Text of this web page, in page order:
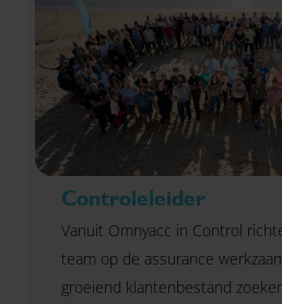
stap!
Controleleider
Vanuit Omnyacc in Control
team op de assurance
groeiend klantenbestand